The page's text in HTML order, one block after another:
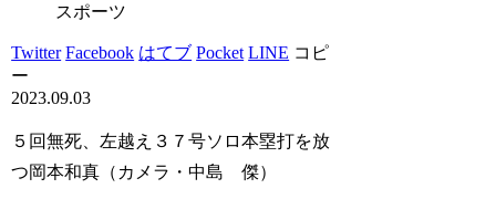
スポーツ
Twitter Facebook はてブ Pocket LINE コピ
ー
2023.09.03
５回無死、左越え３７号ソロ本塁打を放
つ岡本和真（カメラ・中島 傑）